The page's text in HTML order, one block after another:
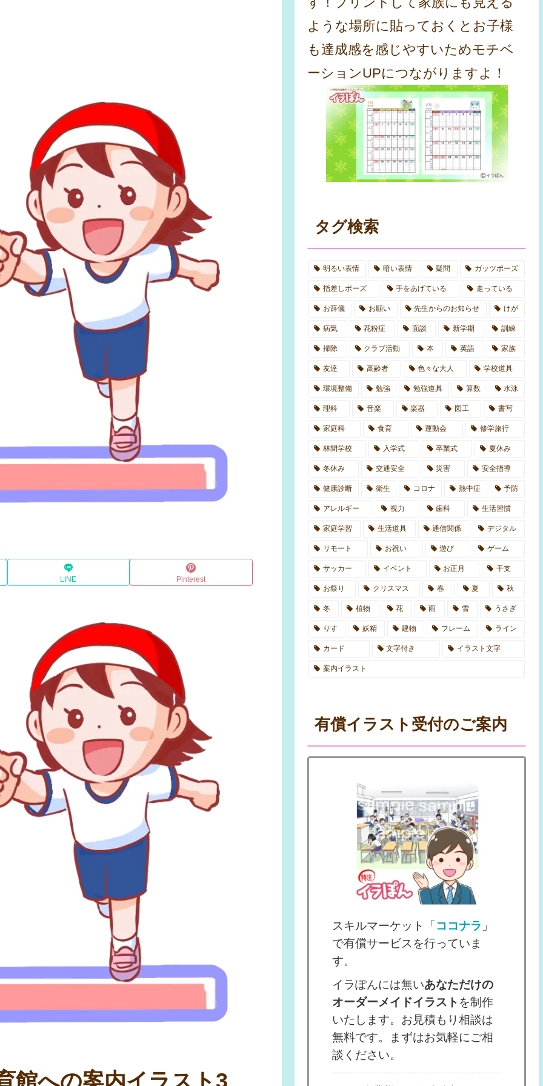
LINE Pinterest
ような場所に貼っておくとお子様
も達成感を感じやすいためモチベ
ーションUPにつながりますよ！
タグ検索
明るい表情 暗い表情 疑問 ガッツポーズ
指差しポーズ 手をあげている 走っている
お辞儀 お願い 先生からのお知らせ けが
病気 花粉症 面談 新学期 訓練
掃除 クラブ活動 本 英語 家族
友達 高齢者 色々な大人 学校道具
環境整備 勉強 勉強道具 算数 水泳
理科 音楽 楽器 図工 書写
家庭科 食育 運動会 修学旅行
林間学校 入学式 卒業式 夏休み
冬休み 交通安全 災害 安全指導
健康診断 衛生 コロナ 熱中症 予防
アレルギー 視力 歯科 生活習慣
家庭学習 生活道具 通信関係 デジタル
リモート お祝い 遊び ゲーム
サッカー イベント お正月 干支
お祭り クリスマス 春 夏 秋
冬 植物 花 雨 雪 うさぎ
りす 妖精 建物 フレーム ライン
カード 文字付き イラスト文字
案内イラスト
有償イラスト受付のご案内
スキルマーケット「ココナラ 」
で有償サービスを行っていま
す。
イラぽんには無いあなただけの
オーダーメイドイラスト を制作
いたします。お見積もり相談は
無料です。まずはお気軽にご相
談ください。